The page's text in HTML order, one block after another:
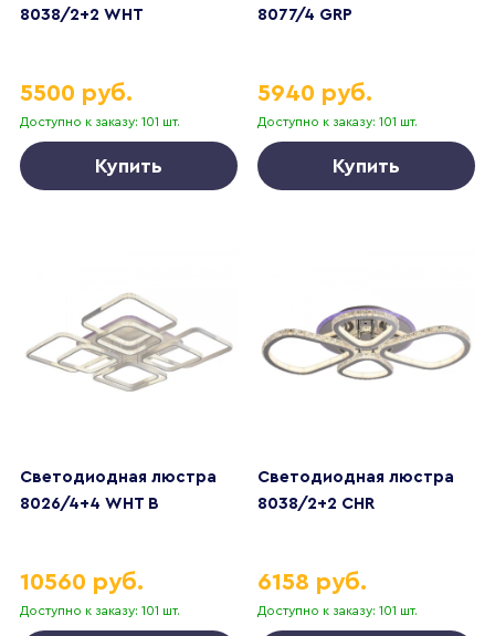
8038/2+2 WHT
Доступно к заказу: 101 шт.
5500 руб.
Купить
8077/4 GRP
Доступно к заказу: 101 шт.
5940 руб.
Купить
Светодиодная люстра
8026/4+4 WHT B
Доступно к заказу: 101 шт.
10560 руб.
Светодиодная люстра
8038/2+2 CHR
Доступно к заказу: 101 шт.
6158 руб.